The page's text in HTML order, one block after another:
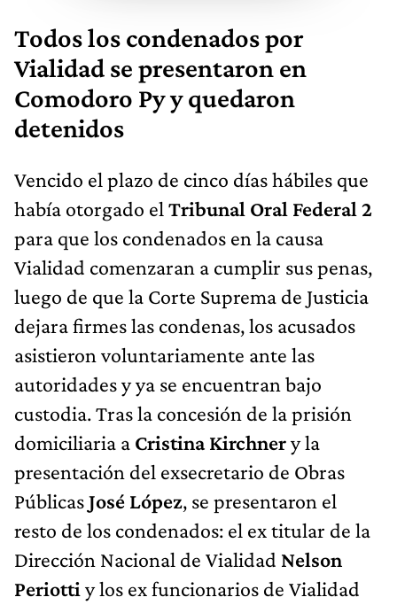
Todos los condenados por
Vialidad se presentaron en
Comodoro Py y quedaron
detenidos
Vencido el plazo de cinco días hábiles que
había otorgado elTribunal Oral Federal 2
para que los condenados en la causa
Vialidad comenzaran a cumplir sus penas,
luego de que la Corte Suprema de Justicia
dejara firmes las condenas, los acusados
asistieron voluntariamente ante las
autoridades y ya se encuentran bajo
custodia. Tras la concesión de la prisión
domiciliaria a Cristina Kirchnery la
presentación del exsecretario de Obras
PúblicasJosé López, se presentaron el
resto de los condenados: el ex titular de la
Dirección Nacional de Vialidad Nelson
Periottiy los ex funcionarios de Vialidad